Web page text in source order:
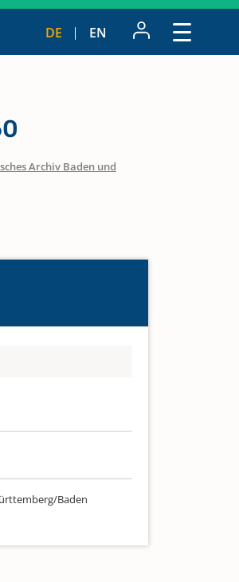
DE EN
Archiv Baden und
Baden